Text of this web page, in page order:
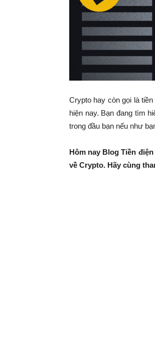
Crypto hay còn gọi là
hiện nay. Bạn đang tìm
trong đầu bạn nếu như
Hôm nay Blog Tiền
về Crypto. Hãy cùng